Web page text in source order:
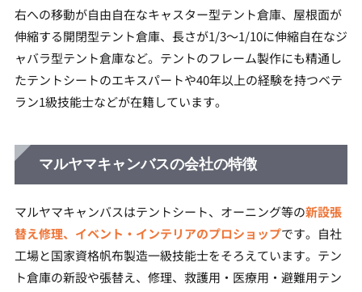
右への移動が自由自在なキャスター型テント倉庫、屋根面が
伸縮する開閉型テント倉庫、長さが1/3～1/10に伸縮自在なジ
ャバラ型テント倉庫など。テントのフレーム製作にも精通し
たテントシートのエキスパートや40年以上の経験を持つベテ
ラン1級技能士などが在籍しています。
マルヤマキャンバスの会社の特徴
マルヤマキャンバスはテントシート、オーニング等の新設張
替え修理、イベント・インテリアのプロショップです。自社
工場と国家資格帆布製造一級技能士をそろえています。テン
ト倉庫の新設や張替え、修理、救護用・医療用・避難用テン